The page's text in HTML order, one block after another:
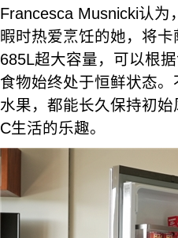
Francesca Musnicki认为
暇时热爱烹饪的她，将
685L超大容量，可以根
食物始终处于恒鲜状态
水果，都能长久保持初
C生活的乐趣。